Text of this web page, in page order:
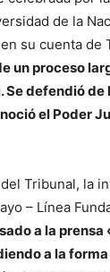
de la
su cuenta de
un proceso
Se defendió de
el Poder
Tribunal, la
– Línea
a la prensa
a la